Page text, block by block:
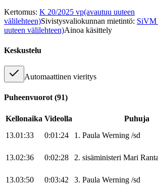
Kertomus: K 20/2025 vp(avautuu uuteen
välilehteen)Sivistysvaliokunnan mietintö: SiVM
uuteen välilehteen)Ainoa käsittely
Keskustelu
Automaattinen vieritys
Puheenvuorot (91)
Kellonaika Videolla Puhuja
13.01:33
0:01:24 1. Paula Werning /sd
13.02:36 0:02:28 2. sisäministeri Mari
13.03:50 0:03:42 3. Paula Werning /sd